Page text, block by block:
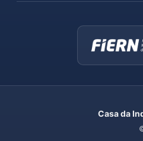
Casa da